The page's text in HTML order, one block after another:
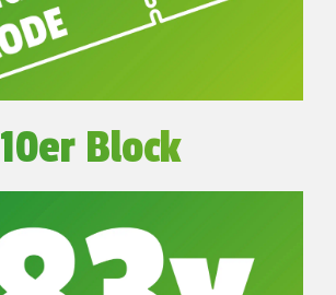
10er Block